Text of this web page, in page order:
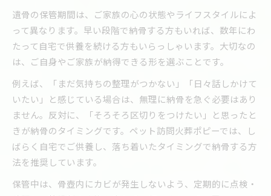
遺骨の保管期間は、ご家族の心の状態やライフスタイルによ
って異なります。早い段階で納骨する方もいれば、数年にわ
たって自宅で供養を続ける方もいらっしゃいます。大切なの
は、ご自身やご家族が納得できる形を選ぶことです。
例えば、「まだ気持ちの整理がつかない」「日々話しかけて
いたい」と感じている場合は、無理に納骨を急ぐ必要はあり
ません。反対に、「そろそろ区切りをつけたい」と思ったと
きが納骨のタイミングです。ペット訪問火葬ポピーでは、し
ばらく自宅でご供養し、落ち着いたタイミングで納骨する方
法を推奨しています。
保管中は、骨壺内にカビが発生しないよう、定期的に点検・